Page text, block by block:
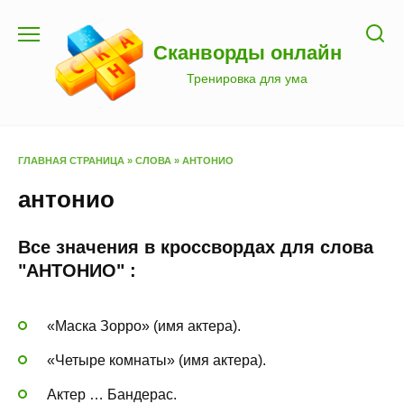
содержанию
Сканворды онлайн
Тренировка для ума
ГЛАВНАЯ СТРАНИЦА » СЛОВА » АНТОНИО
антонио
Все значения в кроссвордах для слова
"АНТОНИО" :
«Маска Зорро» (имя актера).
«Четыре комнаты» (имя актера).
Актер … Бандерас.